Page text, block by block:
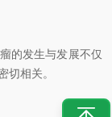
的发生与发展不仅
切相关。